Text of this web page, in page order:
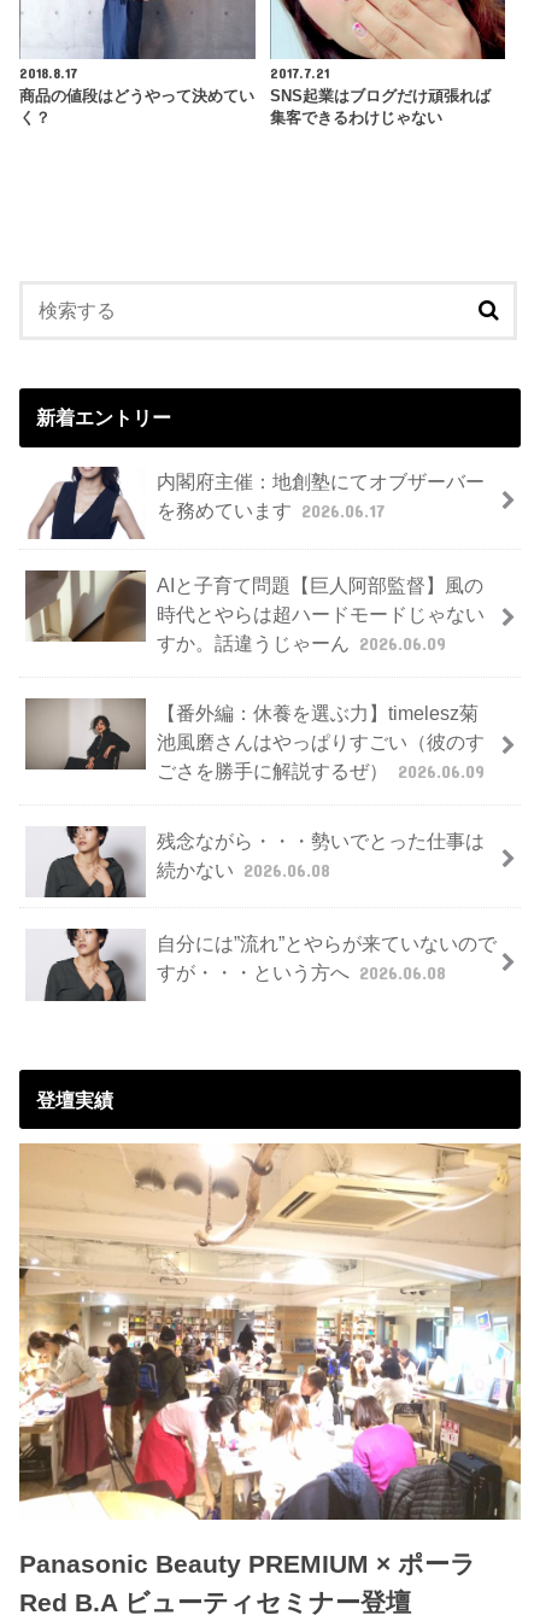
2018.8.17
商品の値段はどうやって決めてい
く？
2017.7.21
SNS起業はブログだけ頑張れば
集客できるわけじゃない
新着エントリー
内閣府主催：地創塾にてオブザーバー
を務めています 2026.06.17
AIと子育て問題【巨人阿部監督】風の
時代とやらは超ハードモードじゃない
すか。話違うじゃーん 2026.06.09
【番外編：休養を選ぶ力】timelesz菊
池風磨さんはやっぱりすごい（彼のす
ごさを勝手に解説するぜ）
2026.06.09
残念ながら・・・勢いでとった仕事は
続かない 2026.06.08
自分には”流れ”とやらが来ていないので
すが・・・という方へ 2026.06.08
登壇実績
Panasonic Beauty PREMIUM × ポーラ
Red B.A ビューティセミナー登壇